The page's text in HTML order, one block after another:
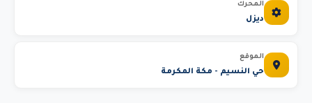
المحرك
ديزل
الموقع
حي النسيم - مكة المكرمة